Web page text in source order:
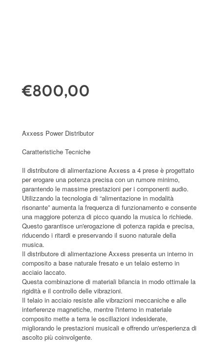
€800,00
Axxess Power Distributor
Caratteristiche Tecniche
Il distributore di alimentazione Axxess a 4 prese è progettato
per erogare una potenza precisa con un rumore minimo,
garantendo le massime prestazioni per i componenti audio.
Utilizzando la tecnologia di “alimentazione in modalità
risonante” aumenta la frequenza di funzionamento e consente
una maggiore potenza di picco quando la musica lo richiede.
Questo garantisce un'erogazione di potenza rapida e precisa,
riducendo i ritardi e preservando il suono naturale della
musica.
Il distributore di alimentazione Axxess presenta un interno in
composito a base naturale fresato e un telaio esterno in
acciaio laccato.
Questa combinazione di materiali bilancia in modo ottimale la
rigidità e il controllo delle vibrazioni.
Il telaio in acciaio resiste alle vibrazioni meccaniche e alle
interferenze magnetiche, mentre l'interno in materiale
composito mette a terra le oscillazioni indesiderate,
migliorando le prestazioni musicali e offrendo un'esperienza di
ascolto più coinvolgente.